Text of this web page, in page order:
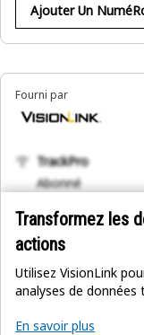
Ajouter Un
Fourni par
TrackPro
Abonné
Transformez les
actions
Utilisez VisionLink
analyses de données
En savoir plus